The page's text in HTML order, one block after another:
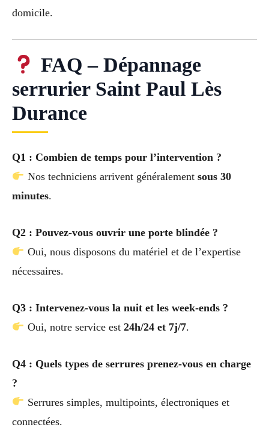
domicile.
FAQ – Dépannage
serrurier Saint Paul Lès
Durance
Q1 : Combien de temps pour l’intervention ?
Nos techniciens arrivent généralement sous 30
minutes.
Q2 : Pouvez-vous ouvrir une porte blindée ?
Oui, nous disposons du matériel et de l’expertise
nécessaires.
Q3 : Intervenez-vous la nuit et les week-ends ?
Oui, notre service est 24h/24 et 7j/7.
Q4 : Quels types de serrures prenez-vous en charge
?
Serrures simples, multipoints, électroniques et
connectées.